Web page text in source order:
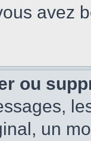
avez
ou
un